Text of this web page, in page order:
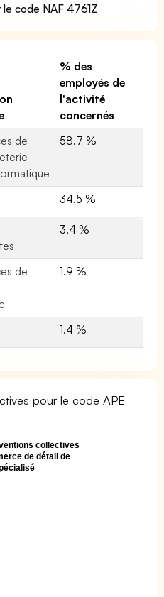
le code NAF 4761Z
% des
employés de
l'activité
concernés
de
58.7 %
34.5 %
3.4 %
de
1.9 %
1.4 %
pour le code APE
collectives
de détail de